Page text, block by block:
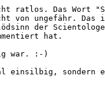
ratlos. Das Wort
von ungefähr.
der
hat.
war. :-)
einsilbig, sondern